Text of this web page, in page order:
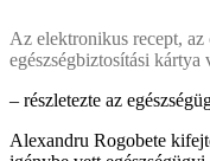
Az elektronikus recept,
egészségbiztosítási
– részletezte az
Alexandru Rogobete